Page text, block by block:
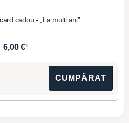
cadou - „La mulți ani”
6,00 €*
CUMPĂRAT